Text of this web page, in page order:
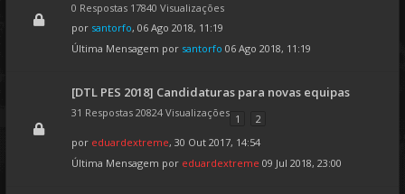
0 Respostas 17840 Visualizações
por santorfo, 06 Ago 2018, 11:19
Última Mensagem por santorfo 06 Ago 2018, 11:19
[DTL PES 2018] Candidaturas para novas equipas
31 Respostas 20824 Visualizações 1
2
por eduardextreme, 30 Out 2017, 14:54
Última Mensagem por eduardextreme 09 Jul 2018, 23:00